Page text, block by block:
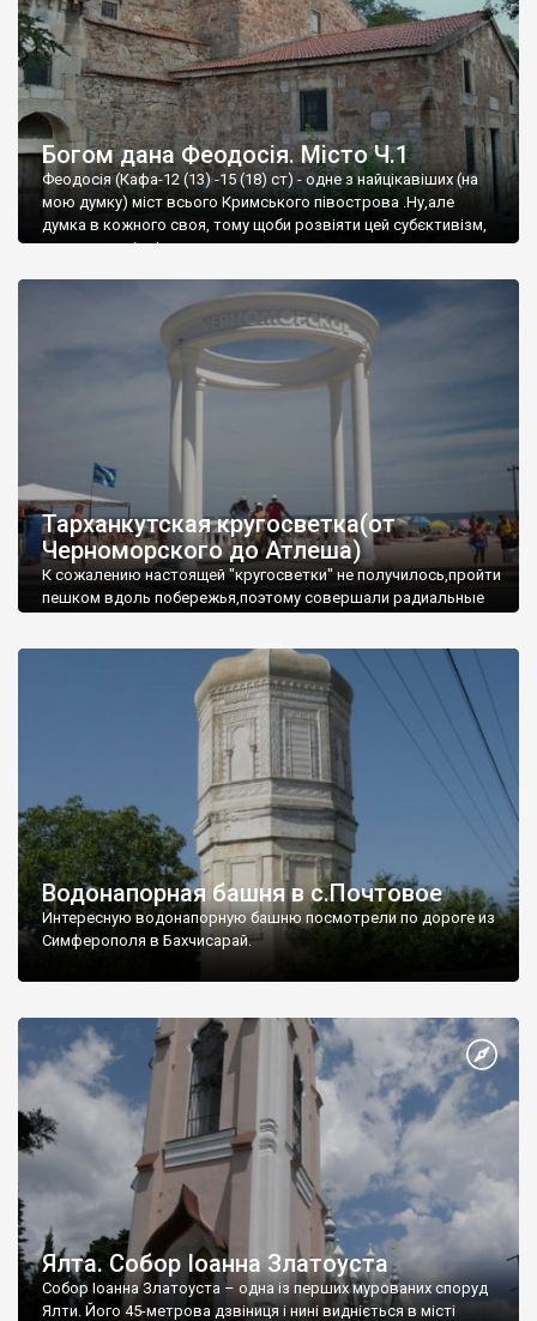
Богом дана Феодосія. Місто Ч.1
Феодосія (Кафа-12 (13) -15 (18) ст) - одне з найцікавіших (на
мою думку) міст всього Кримського півострова .Ну,але
думка в кожного своя, тому щоби розвіяти цей субєктивізм,
запрошую відвідати це
Тарханкутская кругосветка(от
Черноморского до Атлеша)
К сожалению настоящей "кругосветки" не получилось,пройти
пешком вдоль побережья,поэтому совершали радиальные
Водонапорная башня в с.Почтовое
Интересную водонапорную башню посмотрели по дороге из
Симферополя в Бахчисарай.
Ялта. Собор Іоанна Златоуста
Собор Іоанна Златоуста – одна із перших мурованих споруд
Ялти. Його 45-метрова дзвіниця і нині видніється в місті